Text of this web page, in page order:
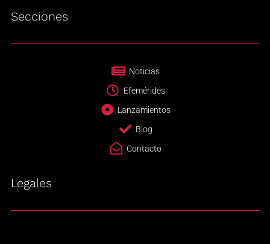
Secciones
Noticias
Efemérides
Lanzamientos
Blog
Contacto
Legales